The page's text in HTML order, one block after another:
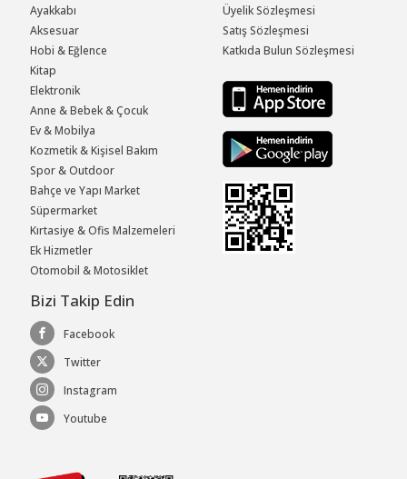
Ayakkabı
Aksesuar
Hobi & Eğlence
Kitap
Elektronik
Anne & Bebek & Çocuk
Ev & Mobilya
Kozmetik & Kişisel Bakım
Spor & Outdoor
Bahçe ve Yapı Market
Süpermarket
Kırtasiye & Ofis Malzemeleri
Ek Hizmetler
Otomobil & Motosiklet
Üyelik Sözleşmesi
Satış Sözleşmesi
Katkıda Bulun Sözleşmesi
Bizi Takip Edin
Facebook
Twitter
Instagram
Youtube